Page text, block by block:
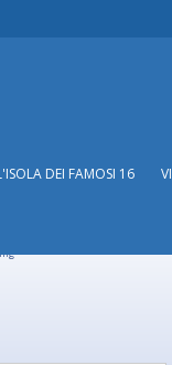
DEI FAMOSI 16